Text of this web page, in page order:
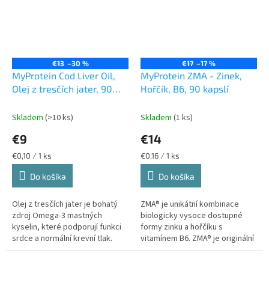
€13 –30 %
MyProtein Cod Liver Oil,
Olej z tresčích jater, 90
Skladem (>10 ks)
€9
Jednotková
cena:
€0,10 / 1 ks
Do košíka
Olej z tresčích jater je bohatý
zdroj Omega-3 mastných
kyselin, které podporují funkci
srdce a normální krevní tlak.
€17 –17 %
MyProtein ZMA - Zinek,
Hořčík, B6, 90 kapslí
Skladem (1 ks)
€14
Jednotková
cena:
€0,16 / 1 ks
Do košíka
ZMA® je unikátní kombinace
biologicky vysoce dostupné
formy zinku a hořčíku s
vitamínem B6. ZMA® je originální
doplněk zinku s hoříčku a jako